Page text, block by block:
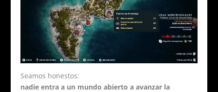
Seamos honestos:
nadie entra a un mundo abierto a avanzar la